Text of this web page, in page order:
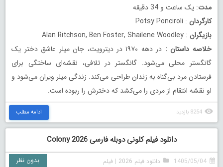
مدت: یک ساعت و 34 دقیقه
کارگردان : Potsy Ponciroli
بازیگران : Alan Ritchson, Ben Foster, Shailene Woodley
خلاصه داستان :
در دهه ۱۹۷۰ در دیترویت، جان میلر عاشق دختر یک
گانگستر محلی می‌شود. گانگستر در تلافی، نقشه‌ای ساختگی برای
فرستادن مرد بی‌گناه به زندان طراحی می‌کند. زندگی میلر ویران می‌شود و
او نقشه انتقام از مردی را می‌کشد که دخترش را ربوده است.
8254 بازدید ادامه مطلب
دانلود فیلم کلونی دوبله فارسی Colony 2026
1405/05/04 دانلود فیلم 2026 |فیلم بدون نظر